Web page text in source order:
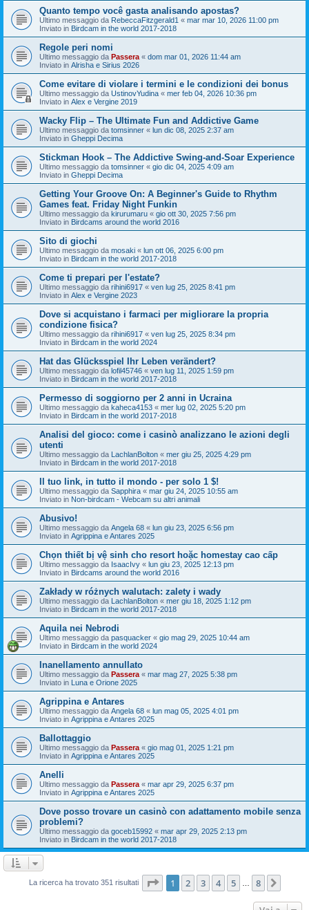
Quanto tempo você gasta analisando apostas?
Ultimo messaggio da RebeccaFitzgerald1 « mar mar 10, 2026 11:00 pm
Inviato in Birdcam in the world 2017-2018
Regole peri nomi
Ultimo messaggio da Passera « dom mar 01, 2026 11:44 am
Inviato in Alrisha e Sirius 2026
Come evitare di violare i termini e le condizioni dei bonus
Ultimo messaggio da UstinovYudina « mer feb 04, 2026 10:36 pm
Inviato in Alex e Vergine 2019
Wacky Flip – The Ultimate Fun and Addictive Game
Ultimo messaggio da tomsinner « lun dic 08, 2025 2:37 am
Inviato in Gheppi Decima
Stickman Hook – The Addictive Swing-and-Soar Experience
Ultimo messaggio da tomsinner « gio dic 04, 2025 4:09 am
Inviato in Gheppi Decima
Getting Your Groove On: A Beginner's Guide to Rhythm
Games feat. Friday Night Funkin
Ultimo messaggio da kirurumaru « gio ott 30, 2025 7:56 pm
Inviato in Birdcams around the world 2016
Sito di giochi
Ultimo messaggio da mosaki « lun ott 06, 2025 6:00 pm
Inviato in Birdcam in the world 2017-2018
Come ti prepari per l'estate?
Ultimo messaggio da rihini6917 « ven lug 25, 2025 8:41 pm
Inviato in Alex e Vergine 2023
Dove si acquistano i farmaci per migliorare la propria
condizione fisica?
Ultimo messaggio da rihini6917 « ven lug 25, 2025 8:34 pm
Inviato in Birdcam in the world 2024
Hat das Glücksspiel Ihr Leben verändert?
Ultimo messaggio da lofil45746 « ven lug 11, 2025 1:59 pm
Inviato in Birdcam in the world 2017-2018
Permesso di soggiorno per 2 anni in Ucraina
Ultimo messaggio da kaheca4153 « mer lug 02, 2025 5:20 pm
Inviato in Birdcam in the world 2017-2018
Analisi del gioco: come i casinò analizzano le azioni degli
utenti
Ultimo messaggio da LachlanBolton « mer giu 25, 2025 4:29 pm
Inviato in Birdcam in the world 2017-2018
Il tuo link, in tutto il mondo - per solo 1 $!
Ultimo messaggio da Sapphira « mar giu 24, 2025 10:55 am
Inviato in Non-birdcam - Webcam su altri animali
Abusivo!
Ultimo messaggio da Angela 68 « lun giu 23, 2025 6:56 pm
Inviato in Agrippina e Antares 2025
Chọn thiết bị vệ sinh cho resort hoặc homestay cao cấp
Ultimo messaggio da IsaacIvy « lun giu 23, 2025 12:13 pm
Inviato in Birdcams around the world 2016
Zakłady w różnych walutach: zalety i wady
Ultimo messaggio da LachlanBolton « mer giu 18, 2025 1:12 pm
Inviato in Birdcam in the world 2017-2018
Aquila nei Nebrodi
Ultimo messaggio da pasquacker « gio mag 29, 2025 10:44 am
Inviato in Birdcam in the world 2024
Inanellamento annullato
Ultimo messaggio da Passera « mar mag 27, 2025 5:38 pm
Inviato in Luna e Orione 2025
Agrippina e Antares
Ultimo messaggio da Angela 68 « lun mag 05, 2025 4:01 pm
Inviato in Agrippina e Antares 2025
Ballottaggio
Ultimo messaggio da Passera « gio mag 01, 2025 1:21 pm
Inviato in Agrippina e Antares 2025
Anelli
Ultimo messaggio da Passera « mar apr 29, 2025 6:37 pm
Inviato in Agrippina e Antares 2025
Dove posso trovare un casinò con adattamento mobile senza
problemi?
Ultimo messaggio da goceb15992 « mar apr 29, 2025 2:13 pm
Inviato in Birdcam in the world 2017-2018
La ricerca ha trovato 351 risultati Pagina di
1 2 3 4 5 8